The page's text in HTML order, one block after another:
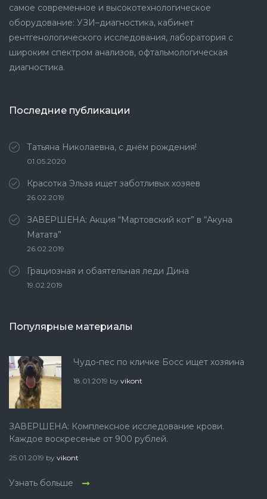
самое современное и высокотехнологическое
оборудование: УЗИ–диагностика, кабинет
рентгенологического исследования, лаборатория с
широким спектром анализов, офтальмологическая
диагностика.
Последние публикации
Татьяна Николаевна, с днём рождения!
01.05.2020
Красотка Эльза ищет заботливых хозяев
26.02.2019
ЗАВЕРШЕНА: Акция “Мартовский кот” в “Акуна
Матата”
26.02.2019
Грациозная и обаятельная леди Дина
19.02.2019
Популярные материалы
Чудо-пес по кличке Босс ищет хозяина
18.01.2019 by vikont
ЗАВЕРШЕНА: Комплексное исследование крови.
Каждое воскресенье от 900 рублей.
25.01.2019 by vikont
Узнать больше